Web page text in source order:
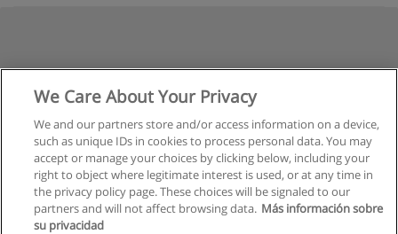
We Care About Your Privacy
We and our partners store and/or access information on a device,
such as unique IDs in cookies to process personal data. You may
accept or manage your choices by clicking below, including your
right to object where legitimate interest is used, or at any time in
the privacy policy page. These choices will be signaled to our
partners and will not affect browsing data. Más información sobre
su privacidad